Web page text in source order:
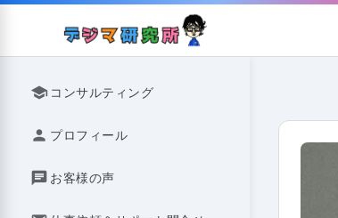
Skip
school コンサルティング
person プロフィール
chat お客様の声